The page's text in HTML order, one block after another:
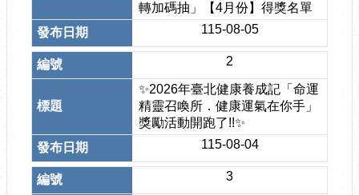
轉加碼抽」【4月份】得獎名單
115-08-05
2
✨2026年臺北健康養成記「命運
精靈召喚所．健康運氣在你手」
獎勵活動開跑了!!✨
115-08-04
3